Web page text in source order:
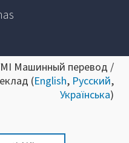
Машинный перевод /
(English, Русский,
Українська)